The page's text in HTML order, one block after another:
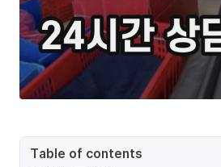
Table of contents